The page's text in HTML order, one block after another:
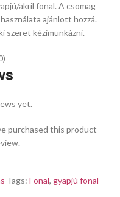
akril fonal. A csomag
ajánlott hozzá.
szeret kézimunkázni.
yet.
purchased this product
Tags: Fonal, gyapjú fonal